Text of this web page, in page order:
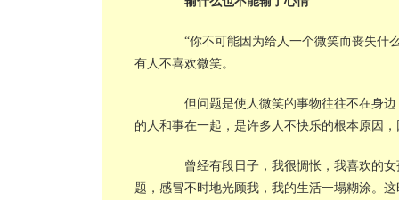
“你不可能因为给人一个微笑而丧失什么
有人不喜欢微笑。
但问题是使人微笑的事物往往不在身边
的人和事在一起，是许多人不快乐的根本原因
曾经有段日子，我很惆怅，我喜欢的女
题，感冒不时地光顾我，我的生活一塌糊涂。